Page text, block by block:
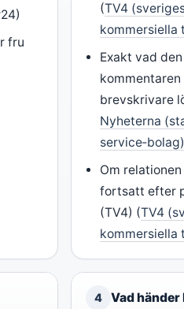
fru
(TV4
kommersiella
Exakt vad
kommentaren
brevskrivare
Nyheterna
service‑bolag)
Om
fortsatt efter
(TV4) (TV4
kommersiella
4 Vad händer